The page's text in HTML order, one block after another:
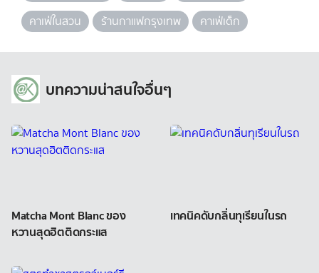
คาเฟ่ในสวน
ร้านกาแฟกรุงเทพ คาเฟ่เด็ก
บทความน่าสนใจอื่นๆ
Matcha Mont Blanc ของ
หวานสุดฮิตติดกระแส
เทคนิคดับกลิ่นทุเรียนในรถ